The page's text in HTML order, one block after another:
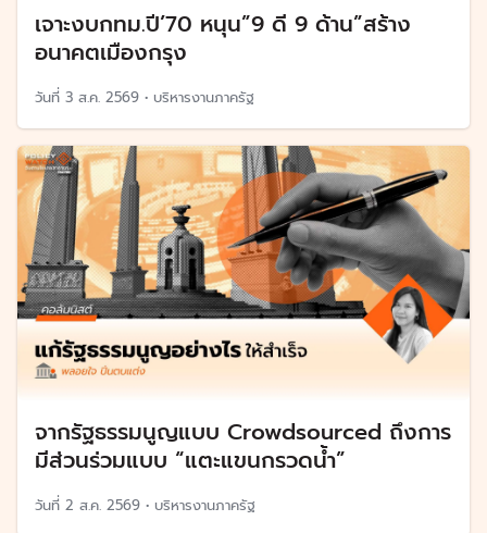
เจาะงบกทม.ปี’70 หนุน”9 ดี 9 ด้าน”สร้าง
อนาคตเมืองกรุง
วันที่ 3 ส.ค. 2569 • บริหารงานภาครัฐ
จากรัฐธรรมนูญแบบ Crowdsourced ถึงการ
มีส่วนร่วมแบบ “แตะแขนกรวดน้ำ”
วันที่ 2 ส.ค. 2569 • บริหารงานภาครัฐ